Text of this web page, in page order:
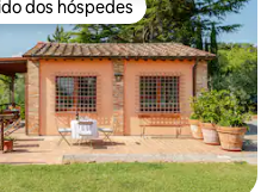
preferidos dos hóspedes
dos hóspedes